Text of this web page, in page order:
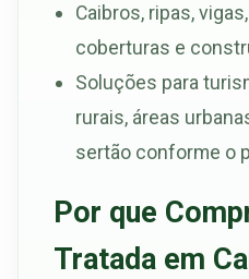
Caibros, ripas,
coberturas e
Soluções para
rurais, áreas
sertão conforme o
Por que
Tratada em